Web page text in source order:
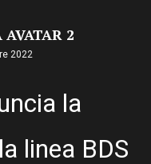
2
2022
la
linea BDS